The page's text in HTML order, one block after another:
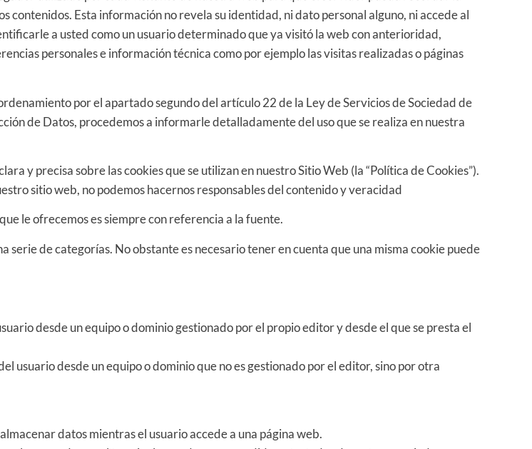
Esta información no revela su identidad, ni dato personal alguno, ni accede al
a usted como un usuario determinado que ya visitó la web con anterioridad,
personales e información técnica como por ejemplo las visitas realizadas o páginas
por el apartado segundo del artículo 22 de la Ley de Servicios de Sociedad de
de Datos, procedemos a informarle detalladamente del uso que se realiza en nuestra
y precisa sobre las cookies que se utilizan en nuestro Sitio Web (la “Política de Cookies”).
sitio web, no podemos hacernos responsables del contenido y veracidad
le ofrecemos es siempre con referencia a la fuente.
serie de categorías. No obstante es necesario tener en cuenta que una misma cookie puede
desde un equipo o dominio gestionado por el propio editor y desde el que se presta el
usuario desde un equipo o dominio que no es gestionado por el editor, sino por otra
datos mientras el usuario accede a una página web.